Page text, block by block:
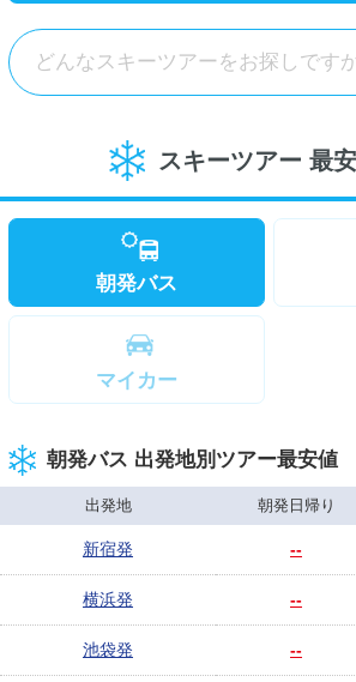
どんなスキーツアーをお探しです
スキーツアー 最
朝発バス
マイカー
朝発バス 出発地別ツアー最安値
出発地 朝発日帰り
新宿発 --
横浜発 --
池袋発 --